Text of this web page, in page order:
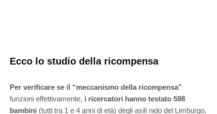
Ecco lo studio della ricompensa
Per verificare se il “meccanismo della ricompensa”
funzioni effettivamente, i ricercatori hanno testato 598
bambini (tutti tra 1 e 4 anni di età) degli asili nido del Limburgo,